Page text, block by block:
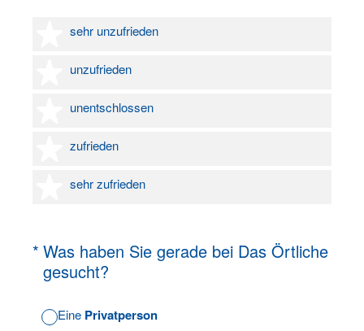
sehr unzufrieden
1 Stern
unzufrieden
2 Sterne
unentschlossen
3 Sterne
zufrieden
4 Sterne
sehr zufrieden
5 Sterne
* Was haben Sie gerade bei Das Örtliche
gesucht?
(Erforderlich.)
Eine Privatperson